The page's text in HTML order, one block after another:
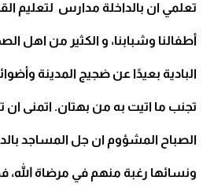
تعلمي ان بالداخلة مدارس لتعليم
أطفالنا وشبابنا، و الكثير من اهل
البادية بعيدًا عن ضجيج المدينة
تجنب ما اتيت به من بهتان. اتمنى ان
الصباح المشؤوم ان جل المساجد
ونسائها رغبة منهم في مرضاة الله،